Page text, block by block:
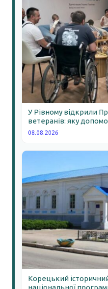
У Рівному відкрили
ветеранів: яку
08.08.2026
Корецький
національної